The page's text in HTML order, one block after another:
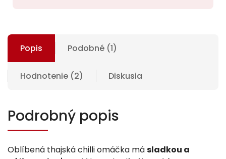
Popis Podobné (1)
Hodnotenie (2) Diskusia
Podrobný popis
Oblíbená thajská chilli omáčka másladkou a